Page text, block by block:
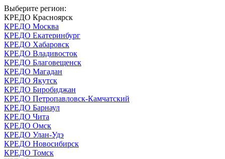
Выберите регион:
КРЕДО Красноярск
КРЕДО Москва
КРЕДО Екатеринбург
КРЕДО Хабаровск
КРЕДО Владивосток
КРЕДО Благовещенск
КРЕДО Магадан
КРЕДО Якутск
КРЕДО Биробиджан
КРЕДО Петропавловск-Камчатский
КРЕДО Барнаул
КРЕДО Чита
КРЕДО Омск
КРЕДО Улан-Удэ
КРЕДО Новосибирск
КРЕДО Томск